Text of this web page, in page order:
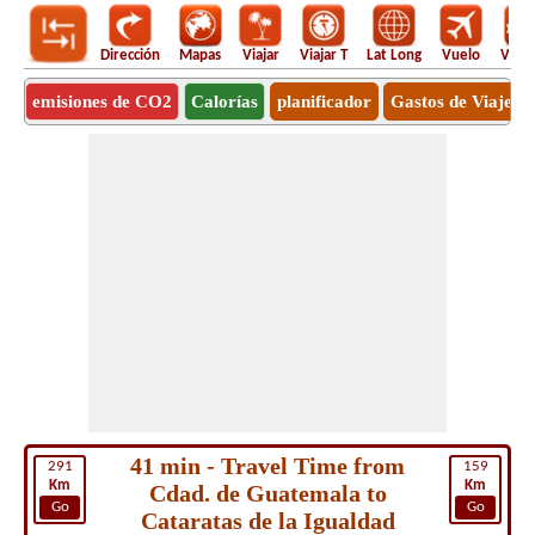
Dirección Mapas Viajar Viajar T Lat Long Vuelo
emisiones de CO2 Calorías planificador Gastos de Viaje
291
Km
Go
159
Km
Go
41 min - Travel Time from
Cdad. de Guatemala to
Cataratas de la Igualdad